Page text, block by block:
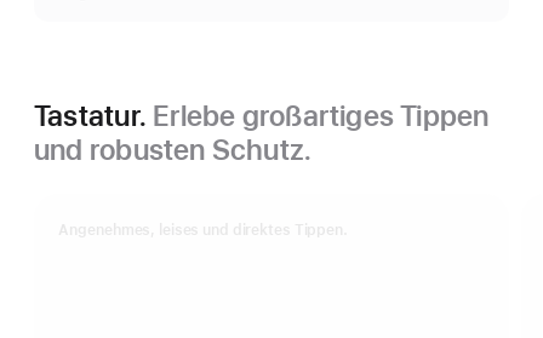
Tastatur. Erlebe großartiges Tippen
und robusten Schutz.